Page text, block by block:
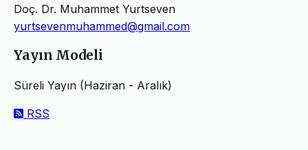
Doç. Dr. Muhammet Yurtseven
yurtsevenmuhammed@gmail.com
Yayın Modeli
Süreli Yayın (Haziran - Aralık)
RSS